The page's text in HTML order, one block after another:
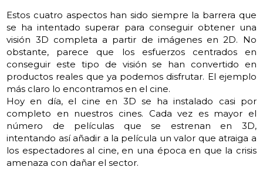
Estos cuatro aspectos han sido siempre la barrera que
se ha intentado superar para conseguir obtener una
visión 3D completa a partir de imágenes en 2D. No
obstante, parece que los esfuerzos centrados en
conseguir este tipo de visión se han convertido en
productos reales que ya podemos disfrutar. El ejemplo
más claro lo encontramos en el cine.
Hoy en día, el cine en 3D se ha instalado casi por
completo en nuestros cines. Cada vez es mayor el
número de películas que se estrenan en 3D,
intentando así añadir a la película un valor que atraiga a
los espectadores al cine, en una época en que la crisis
amenaza con dañar el sector.